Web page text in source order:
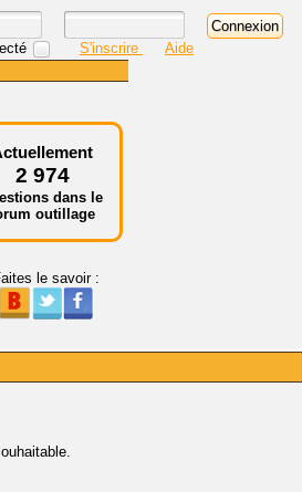
S'inscrire Aide
2 974
dans le
outillage
le savoir :